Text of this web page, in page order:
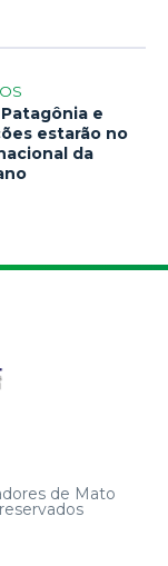
e
estarão no
da
de Mato